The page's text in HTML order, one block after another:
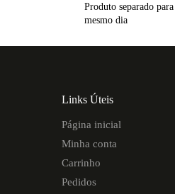
Produto separado
mesmo dia
Links Úteis
Página inicial
Minha conta
Carrinho
Pedidos